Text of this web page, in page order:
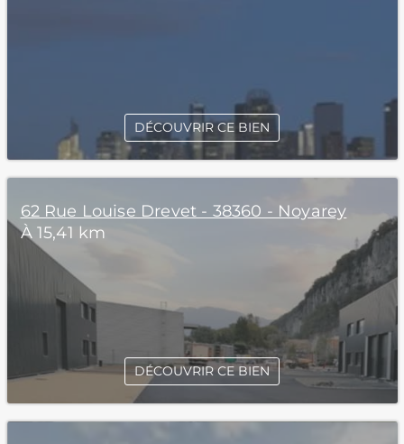
DÉCOUVRIR CE BIEN
62 Rue Louise Drevet - 38360 - Noyarey
À 15,41 km
DÉCOUVRIR CE BIEN